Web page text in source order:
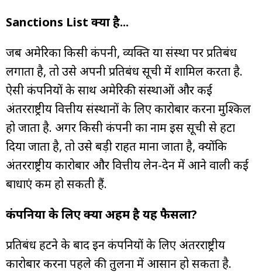
Sanctions List क्या है...
जब अमेरिका किसी कंपनी, व्यक्ति या संस्था पर प्रतिबंध
लगाता है, तो उसे अपनी प्रतिबंध सूची में शामिल करता है.
ऐसी कंपनियों के साथ अमेरिकी संस्थाओं और कई
अंतरराष्ट्रीय वित्तीय संस्थानों के लिए कारोबार करना मुश्किल
हो जाता है. अगर किसी कंपनी का नाम इस सूची से हटा
दिया जाता है, तो उसे बड़ी राहत माना जाता है, क्योंकि
अंतरराष्ट्रीय कारोबार और वित्तीय लेन-देन में आने वाली कई
बाधाएं कम हो सकती हैं.
कंपनियों के लिए क्यों अहम है यह फैसला?
प्रतिबंध हटने के बाद इन कंपनियों के लिए अंतरराष्ट्रीय
कारोबार करना पहले की तुलना में आसान हो सकता है.